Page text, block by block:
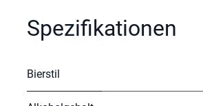
Spezifikationen
Bierstil